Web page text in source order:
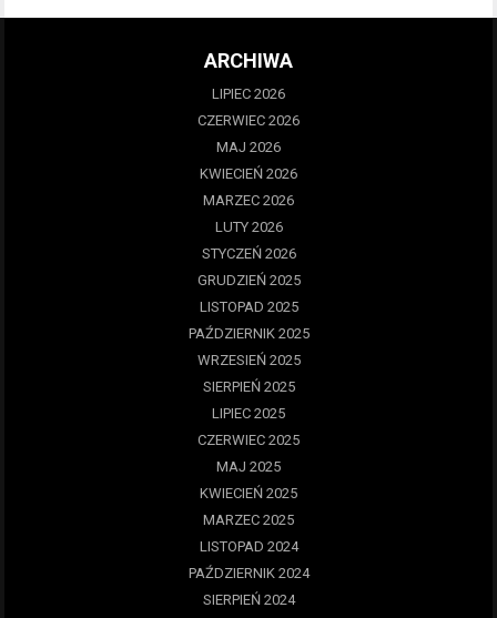
ARCHIWA
LIPIEC 2026
CZERWIEC 2026
MAJ 2026
KWIECIEŃ 2026
MARZEC 2026
LUTY 2026
STYCZEŃ 2026
GRUDZIEŃ 2025
LISTOPAD 2025
PAŹDZIERNIK 2025
WRZESIEŃ 2025
SIERPIEŃ 2025
LIPIEC 2025
CZERWIEC 2025
MAJ 2025
KWIECIEŃ 2025
MARZEC 2025
LISTOPAD 2024
PAŹDZIERNIK 2024
SIERPIEŃ 2024